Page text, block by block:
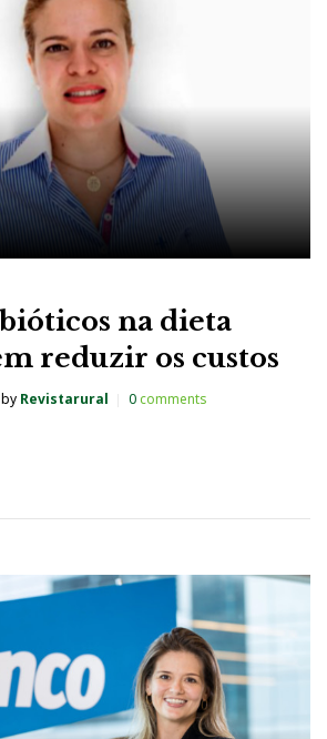
na dieta
reduzir os custos
by Revistarural 0comments